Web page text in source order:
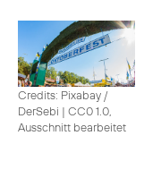
Credits: Pixabay /
DerSebi | CC0 1.0,
Ausschnitt bearbeitet